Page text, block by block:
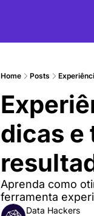
Home Posts
dicas e
Aprenda como
ferramenta
Data Hackers